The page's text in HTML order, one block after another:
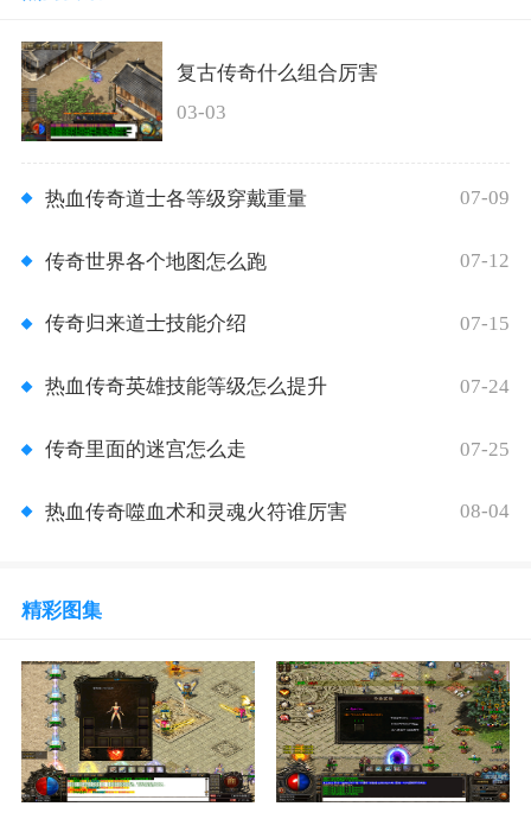
复古传奇什么组合厉害
03-03
热血传奇道士各等级穿戴重量 07-09
传奇世界各个地图怎么跑 07-12
传奇归来道士技能介绍 07-15
热血传奇英雄技能等级怎么提升 07-24
传奇里面的迷宫怎么走 07-25
热血传奇噬血术和灵魂火符谁厉害 08-04
精彩图集